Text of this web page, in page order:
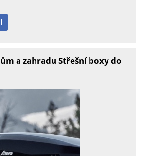
a zahradu Střešní boxy do